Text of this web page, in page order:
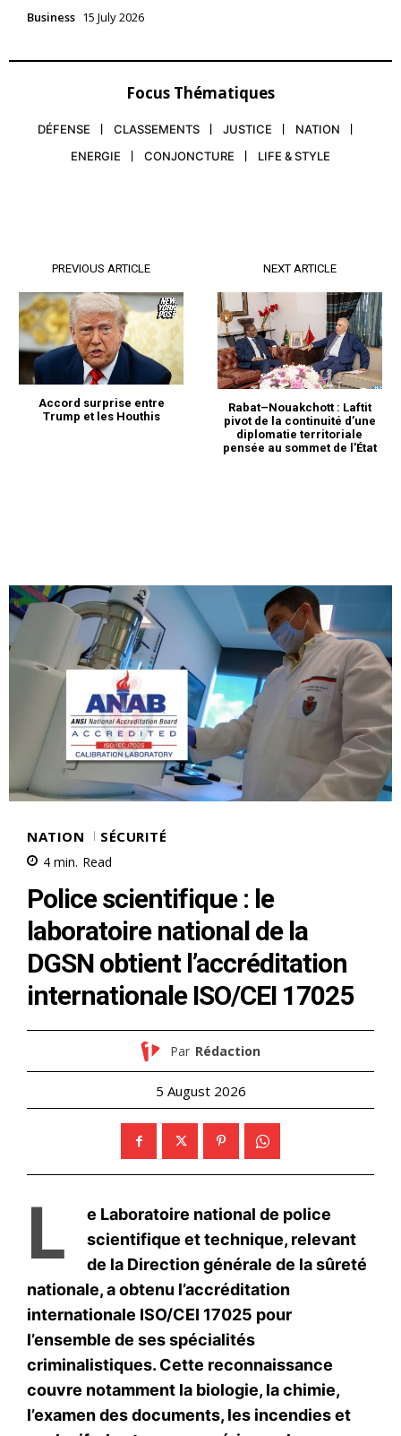
le1.ma
l'intelligence de
l'information
S'ABONNER MAINTENANT
Insight Publications
À propos
Business 15 July 2026
Focus Thématiques
DÉFENSE CLASSEMENTS JUSTICE
NATION
ENERGIE
CONJONCTURE LIFE & STYLE
PREVIOUS ARTICLE
Accord surprise entre
Trump et les Houthis
NEXT ARTICLE
Rabat–Nouakchott : Laftit
pivot de la continuité d’une
diplomatie territoriale
pensée au sommet de l’État